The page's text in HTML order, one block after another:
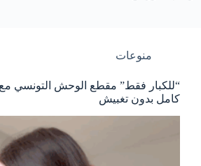
منوعات
كامل بدون تغبيش